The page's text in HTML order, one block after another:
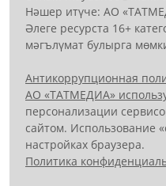
Нәшер итүче: АО
Әлеге ресурста 16+
мәгълүмат булырга
Антикоррупционная
АО «ТАТМЕДИА»
персонализации
сайтом. Использование
настройках браузера.
Политика